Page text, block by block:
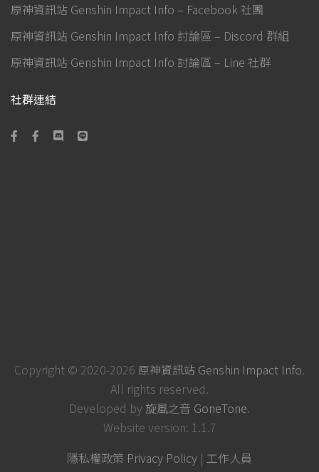
原神資訊站 Genshin Impact Info – Facebook 社團
原神資訊站 Genshin Impact Info 討論區 – Discord 群組
原神資訊站 Genshin Impact Info 討論區 – Line 社群
社群連結
Copyright © 2020-2026 原神資訊站 Genshin Impact Info.
All rights reserved.
Developed by 旋風之音 GoneTone.
Website version: 1.1.7
隱私權政策 Privacy Policy | 工作人員